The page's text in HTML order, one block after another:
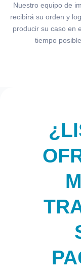
Nuestro equipo de
recibirá su orden y
producir su caso en
tiempo posible.